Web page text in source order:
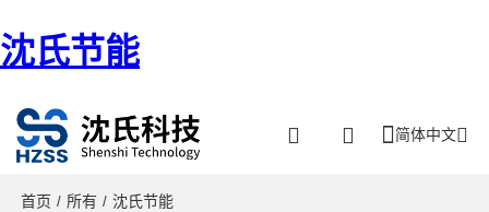
沈氏节能
简体中文
首页 / 所有 / 沈氏节能